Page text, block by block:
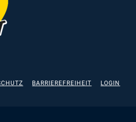
BARRIEREFREIHEIT LOGIN